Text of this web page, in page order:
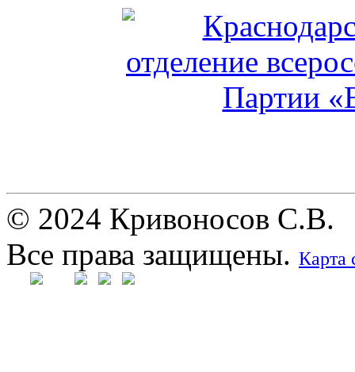
© 2024 Кривоносов С.В.
Все права защищены. Карта